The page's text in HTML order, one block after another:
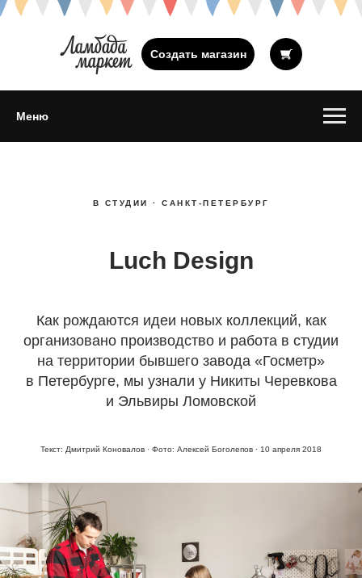
Создать магазин
Меню
В СТУДИИ · САНКТ-ПЕТЕРБУРГ
Luch Design
Как рождаются идеи новых коллекций, как
организовано производство и работа в студии
на территории бывшего завода «Госметр»
в Петербурге, мы узнали у Никиты Черевкова
и Эльвиры Ломовской
Текст: Дмитрий Коновалов · Фото: Алексей Боголепов · 10 апреля 2018